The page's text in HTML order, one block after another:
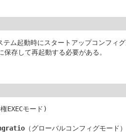
ム起動時にスタートアップコンフィ
存して再起動する必要がある。
EXECモード)